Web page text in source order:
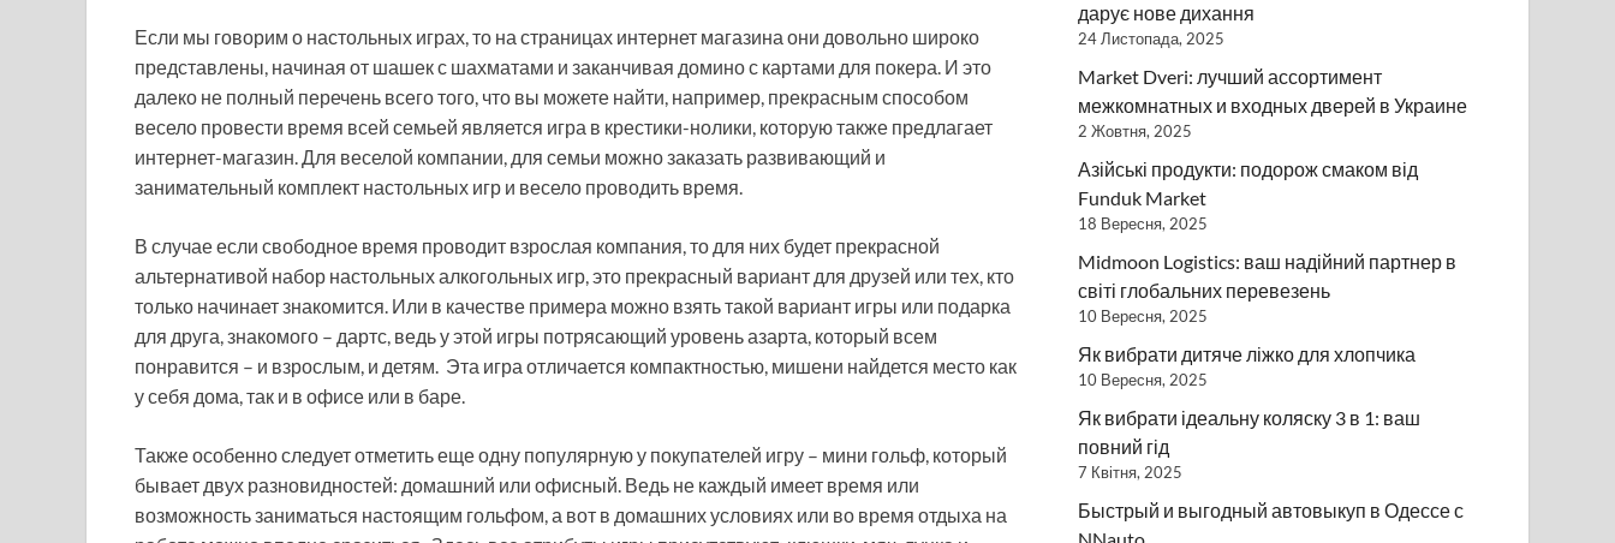
Если мы говорим о настольных играх, то на страницах интернет магазина они довольно широко
представлены, начиная от шашек с шахматами и заканчивая домино с картами для покера. И это
далеко не полный перечень всего того, что вы можете найти, например, прекрасным способом
весело провести время всей семьей является игра в крестики-нолики, которую также предлагает
интернет-магазин. Для веселой компании, для семьи можно заказать развивающий и
занимательный комплект настольных игр и весело проводить время.
В случае если свободное время проводит взрослая компания, то для них будет прекрасной
альтернативой набор настольных алкогольных игр, это прекрасный вариант для друзей или тех, кто
только начинает знакомится. Или в качестве примера можно взять такой вариант игры или подарка
для друга, знакомого – дартс, ведь у этой игры потрясающий уровень азарта, который всем
понравится – и взрослым, и детям. Эта игра отличается компактностью, мишени найдется место как
у себя дома, так и в офисе или в баре.
Также особенно следует отметить еще одну популярную у покупателей игру – мини гольф, который
бывает двух разновидностей: домашний или офисный. Ведь не каждый имеет время или
возможность заниматься настоящим гольфом, а вот в домашних условиях или во время отдыха на
дарує нове дихання
24 Листопада, 2025
Market Dveri: лучший ассортимент
межкомнатных и входных дверей в Украине
2 Жовтня, 2025
Азійські продукти: подорож смаком від
Funduk Market
18 Вересня, 2025
Midmoon Logistics: ваш надійний партнер в
світі глобальних перевезень
10 Вересня, 2025
Як вибрати дитяче ліжко для хлопчика
10 Вересня, 2025
Як вибрати ідеальну коляску 3 в 1: ваш
повний гід
7 Квітня, 2025
Быстрый и выгодный автовыкуп в Одессе с